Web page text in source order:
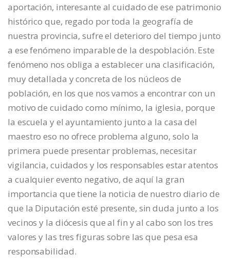
aportación, interesante al cuidado de ese patrimonio
histórico que, regado por toda la geografía de
nuestra provincia, sufre el deterioro del tiempo junto
a ese fenómeno imparable de la despoblación. Este
fenómeno nos obliga a establecer una clasificación,
muy detallada y concreta de los núcleos de
población, en los que nos vamos a encontrar con un
motivo de cuidado como mínimo, la iglesia, porque
la escuela y el ayuntamiento junto a la casa del
maestro eso no ofrece problema alguno, solo la
primera puede presentar problemas, necesitar
vigilancia, cuidados y los responsables estar atentos
a cualquier evento negativo, de aquí la gran
importancia que tiene la noticia de nuestro diario de
que la Diputación esté presente, sin duda junto a los
vecinos y la diócesis que al fin y al cabo son los tres
valores y las tres figuras sobre las que pesa esa
responsabilidad.